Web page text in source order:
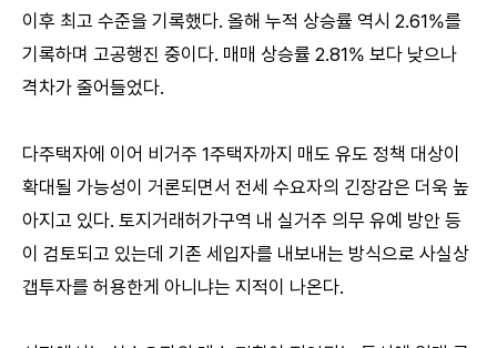
이후 최고 수준을 기록했다. 올해 누적 상승률 역시 2.61%를
기록하며 고공행진 중이다. 매매 상승률 2.81% 보다 낮으나
격차가 줄어들었다.
다주택자에 이어 비거주 1주택자까지 매도 유도 정책 대상이
확대될 가능성이 거론되면서 전세 수요자의 긴장감은 더욱 높
아지고 있다. 토지거래허가구역 내 실거주 의무 유예 방안 등
이 검토되고 있는데 기존 세입자를 내보내는 방식으로 사실상
갭투자를 허용한게 아니냐는 지적이 나온다.